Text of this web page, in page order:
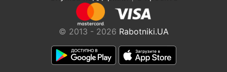
© 2013 - 2026 Rabotniki.UA